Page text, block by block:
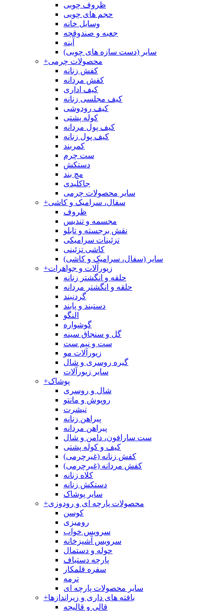
ظروف چوبی
حجم های چوبی
وسایل خانه
جعبه و صندوقچه
آینه
سایر (دست سازه های چوبی)
+محصولات چرمی
کفش زنانه
کفش مردانه
کیف اداری
کیف مجلسی زنانه
کیف رودوشی
کوله پشتی
کیف پول مردانه
کیف پول زنانه
کمربند
ست چرم
دستکش
مچ بند
جاکلیدی
سایر محصولات چرمی
+سفال، سرامیک و کاشی
ظروف
مجسمه و تندیس
نقش برجسته و تابلو
تزئینات سرامیکی
کاشی تزئینی
سایر (سفال، سرامیک و کاشی)
+زیورآلات و جواهرات
حلقه و انگشتر زنانه
حلقه و انگشتر مردانه
گردنبند
دستبند و پابند
النگو
گوشواره
گل و سنجاق سینه
ست و نیم ست
زیورآلات مو
گیره روسری و شال
سایر زیورآلات
+پوشاک
شال و روسری
روپوش و مانتو
تیشرت
پیراهن زنانه
پیراهن مردانه
ست سارافون، دامن و شال
کیف و کوله پشتی
کفش زنانه (غیرچرمی)
کفش مردانه (غیرچرمی)
کلاه زنانه
دستکش زنانه
سایر پوشاک
+محصولات پارچه ای و رودوزی
کوسن
رومیزی
سرویس خواب
سرویس آشپزخانه
حوله و دستمال
پارچه دستباف
سفره قلمکار
ترمه
سایر محصولات پارچه ای
+بافته های داری و زیراندازها
قالی و قالیچه